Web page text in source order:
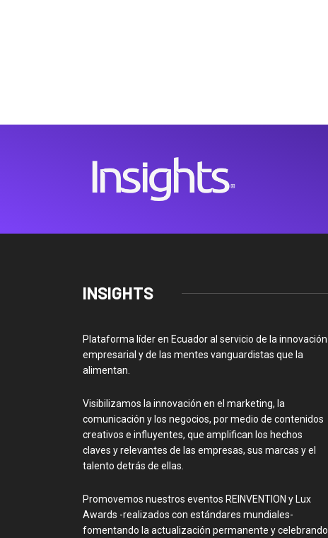
INSIGHTS
Plataforma líder en Ecuador al servicio de la innovación
empresarial y de las mentes vanguardistas que la
alimentan.
Visibilizamos la innovación en el marketing, la
comunicación y los negocios, por medio de contenidos
creativos e influyentes, que amplifican los hechos
claves y relevantes de las empresas, sus marcas y el
talento detrás de ellas.
Promovemos nuestros eventos REINVENTION y Lux
Awards -realizados con estándares mundiales-
fomentando la actualización permanente y celebrando